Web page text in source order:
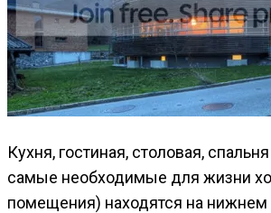
Кухня, гостиная, столовая,
самые необходимые для жизни
помещения) находятся на нижнем